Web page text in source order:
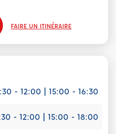
FAIRE UN ITINÉRAIRE
- 12:00 | 15:00 - 16:30
- 12:00 | 15:00 - 18:00